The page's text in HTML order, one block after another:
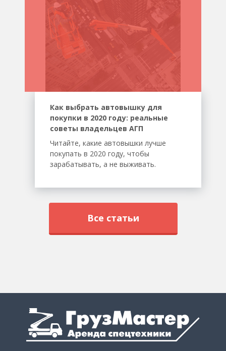
Как выбрать автовышку для
покупки в 2020 году: реальные
советы владельцев АГП
Читайте, какие автовышки лучше
покупать в 2020 году, чтобы
зарабатывать, а не выживать.
Все статьи